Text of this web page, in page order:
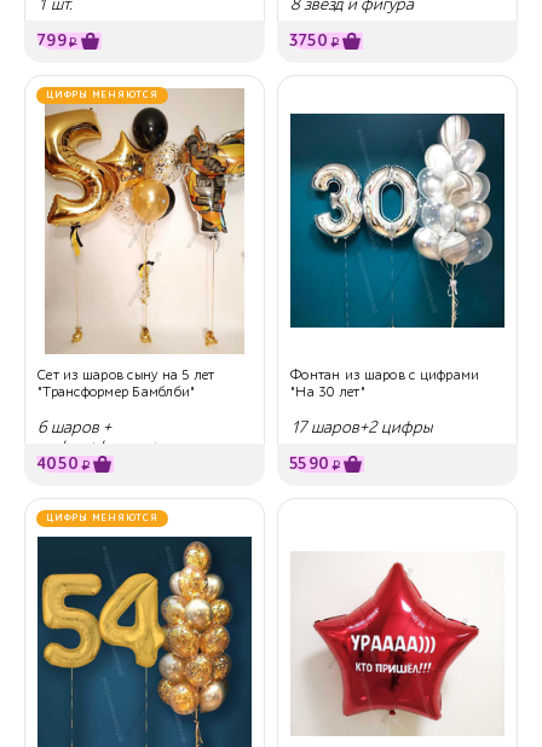
799₽ 3750 ₽
ЦИФРЫ МЕНЯЮТСЯ
Сет из шаров сыну на 5 лет
"Трансформер Бамблби"
6 шаров +
цифра+фигура+звезда с
надписью
4050 ₽
Фонтан из шаров с цифрами
"На 30 лет"
17 шаров+2 цифры
5590 ₽
ЦИФРЫ МЕНЯЮТСЯ